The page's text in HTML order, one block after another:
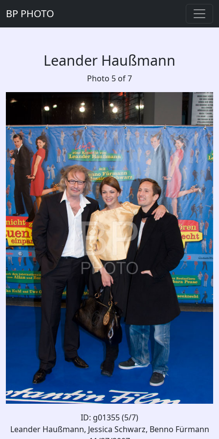
BP PHOTO
Leander Haußmann
Photo 5 of 7
ID: g01355 (5/7)
Leander Haußmann, Jessica Schwarz, Benno Fürmann